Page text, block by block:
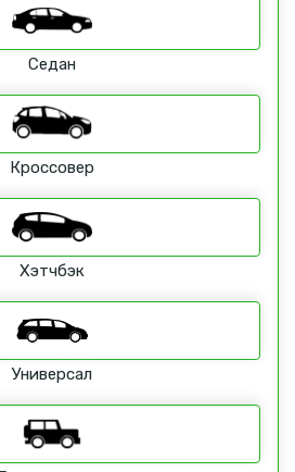
Седан
Кроссовер
Хэтчбэк
Универсал